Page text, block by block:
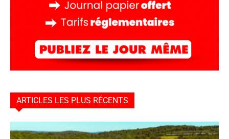
ARTICLES LES PLUS RÉCENTS